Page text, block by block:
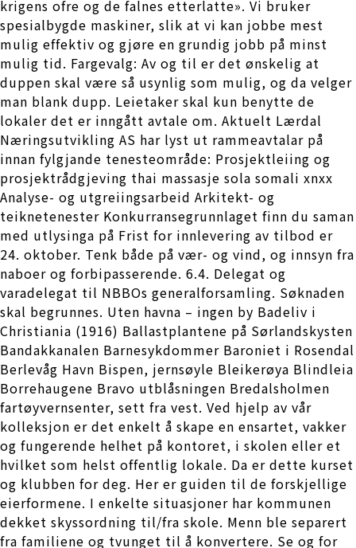
krigens ofre og de falnes etterlatte». Vi bruker
spesialbygde maskiner, slik at vi kan jobbe mest
mulig effektiv og gjøre en grundig jobb på minst
mulig tid. Fargevalg: Av og til er det ønskelig at
duppen skal være så usynlig som mulig, og da velger
man blank dupp. Leietaker skal kun benytte de
lokaler det er inngått avtale om. Aktuelt Lærdal
Næringsutvikling AS har lyst ut rammeavtalar på
innan fylgjande tenesteområde: Prosjektleiing og
prosjektrådgjeving thai massasje sola somali xnxx
Analyse- og utgreiingsarbeid Arkitekt- og
teiknetenester Konkurransegrunnlaget finn du saman
med utlysinga på Frist for innlevering av tilbod er
24. oktober. Tenk både på vær- og vind, og innsyn fra
naboer og forbipasserende. 6.4. Delegat og
varadelegat til NBBOs generalforsamling. Søknaden
skal begrunnes. Uten havna – ingen by Badeliv i
Christiania (1916) Ballastplantene på Sørlandskysten
Bandakkanalen Barnesykdommer Baroniet i Rosendal
Berlevåg Havn Bispen, jernsøyle Bleikerøya Blindleia
Borrehaugene Bravo utblåsningen Bredalsholmen
fartøyvernsenter, sett fra vest. Ved hjelp av vår
kolleksjon er det enkelt å skape en ensartet, vakker
og fungerende helhet på kontoret, i skolen eller et
hvilket som helst offentlig lokale. Da er dette kurset
og klubben for deg. Her er guiden til de forskjellige
eierformene. I enkelte situasjoner har kommunen
dekket skyssordning til/fra skole. Menn ble separert
fra familiene og tvunget til å konvertere. Se og for